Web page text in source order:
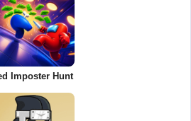
Imposter Hunt